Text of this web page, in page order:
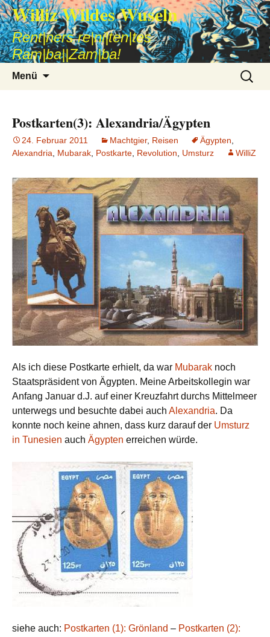
Williz Wildes Wuseln
Rent|ners re|ni|ten|tes
Ram|ba||Zam|ba!
Menü
Suche
nach:
Postkarten(3): Alexandria/Ägypten
24. Februar 2011 Machtgier, Reisen Ägypten
Alexandria
Mubarak Postkarte Revolution Umsturz WilliZ
Als ich diese Postkarte erhielt, da war Mubarak noch
Staatspräsident von Ägypten. Meine Arbeitskollegin war
Anfang Januar d.J. auf einer Kreuzfahrt durchs Mittelmeer
unterwegs und besuchte dabei auch Alexandria. Da
konnte noch keine ahnen, dass kurz darauf der Umsturz
in Tunesien auch Ägypten erreichen würde.
siehe auch: Postkarten (1): Grönland – Postkarten (2):